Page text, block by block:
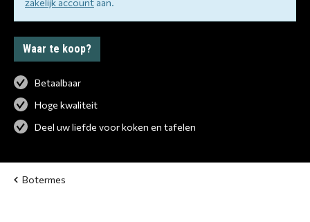
Waar te koop?
Betaalbaar
Hoge kwaliteit
Deel uw liefde voor koken en tafelen
Botermes